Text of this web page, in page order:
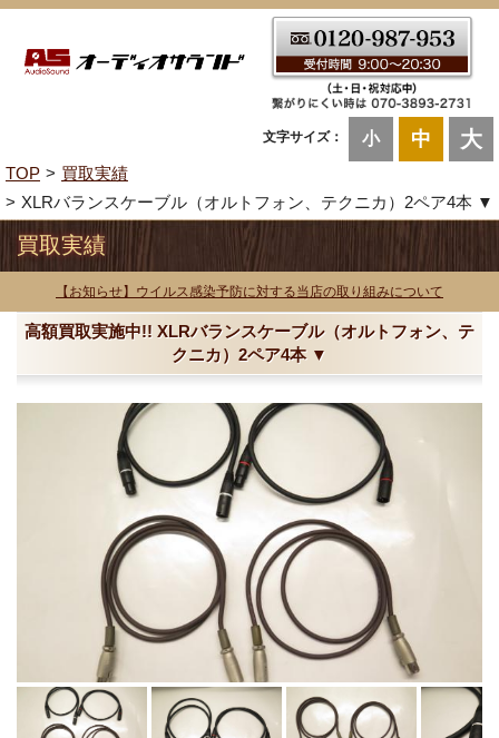
文字サイズ： 小 中 大
TOP
買取実績
XLRバランスケーブル（オルトフォン、テクニカ）2ペア4本 ▼
買取実績
【お知らせ】ウイルス感染予防に対する当店の取り組みについて
高額買取実施中!! XLRバランスケーブル（オルトフォン、テ
クニカ）2ペア4本 ▼